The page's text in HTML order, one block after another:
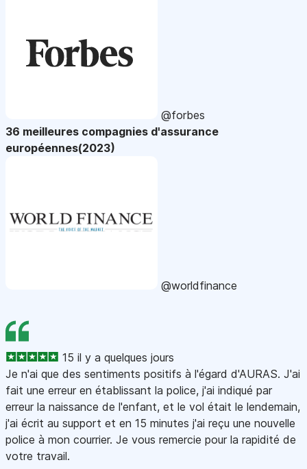
@forbes
36 meilleures compagnies d'assurance
européennes(2023)
@worldfinance
15 il y a quelques jours
Je n'ai que des sentiments positifs à l'égard d'AURAS. J'ai
fait une erreur en établissant la police, j'ai indiqué par
erreur la naissance de l'enfant, et le vol était le lendemain,
j'ai écrit au support et en 15 minutes j'ai reçu une nouvelle
police à mon courrier. Je vous remercie pour la rapidité de
votre travail.